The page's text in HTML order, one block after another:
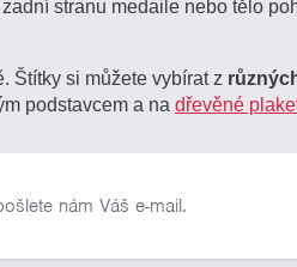
stranu medaile nebo tělo
Štítky si můžete vybírat z
podstavcem a na dřevěné
nám Váš e-mail.